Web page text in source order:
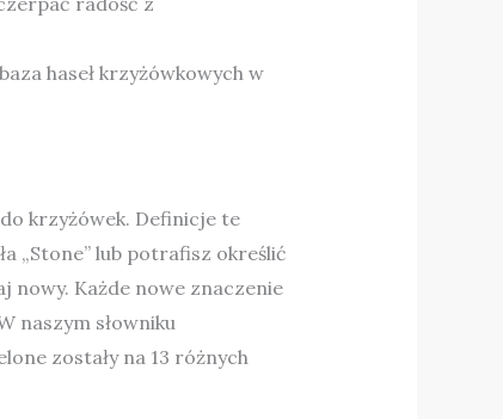
haseł krzyżówkowych w
krzyżówek. Definicje te
„Stone” lub potrafisz określić
nowy. Każde nowe znaczenie
naszym słowniku
zostały na 13 różnych